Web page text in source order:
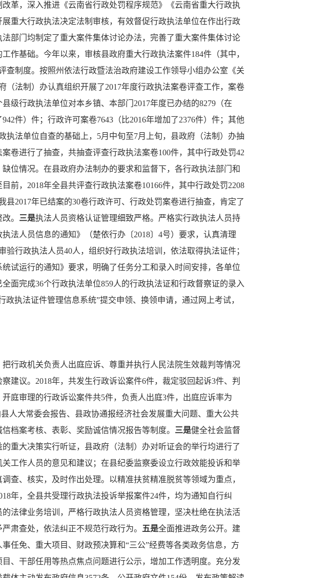
革，深入推进《云南省行政处罚程序规范》《云南省重大行政执
重大行政执法决定法制审核，有效督促行政执法单位在作出行政
部门均制定了重大案件集体讨论办法，完善了重大案件集体讨论
作基础。今年以来，审核县政府重大行政执法案件184件（其中，
查制度。按照州依法行政暨法治政府建设工作领导小组办公室《关
（法制）办认真组织开展了2017年度行政执法案卷评查工作，案卷
级行政执法单位对本乡镇、本部门2017年度已办结的8279（在
件）件；行政许可案卷7643（比2016年增加了2376件）件；其他
法单位自查的基础上，5月中旬至7月上旬，县政府（法制）办抽
卷进行了抽查，共抽查评查行政执法案卷100件，其中行政处罚42
位情况。在县政府办法制办的要求和监督下，各行政执法部门和
前，2018年全县共评查行政执法案卷10166件，其中行政处罚2208
2017年已结案的30卷行政许可、行政处罚案卷进行抽查，肯定了
。 三是执法人员资格认证管理细致严格。严格实行政执法人员持
法人员信息的通知》（楚依行办〔2018〕4号）要求，认真清理
行政执法人员40人，组织好行政执法培训，依法取得执法证件；
试运行的通知》要求，明确了任务分工和录入时间安排，各单位
面完成36个行政执法单位859人的行政执法证和行政督察证的录入
执法证件管理信息系统”提交申领、换领申请，通过网上考试，
行政机关负责人出庭应诉、尊重并执行人民法院生效裁判等情况
建议。2018年，共发生行政诉讼案件6件，裁定驳回起诉3件、判
庭审理的行政诉讼案件共5件，负责人出庭3件，出庭应诉率为
人大常委会报告、县政协通报经济社会发展重大问题、重大公共
档案考核、表彰、奖励诚信情况报告等制度。 三是健全社会监督
重大决策实行听证，县政府（法制）办对听证会的举行均进行了
工作人员的意见和建议；在县纪委监察委设立行政效能投诉和举
查、核实，及时作出处理。以精准扶贫精准脱贫等领域为重点，
年，全县共受理行政执法投诉举报案件24件，均为通知自行纠
法律业务培训，严格行政执法人员资格管理，坚决杜绝在执法活
肃查处，依法纠正不规范行政行为。
五是全面推进政务公开。建
任免、重大项目、财政预决算和“三公”经费等各类政务信息，方
、干部任用等热点焦点问题进行公示，增加工作透明度。充分发